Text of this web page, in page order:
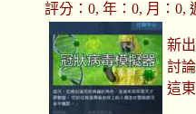
評分：0, 年：0, 月：0,
新
討
這